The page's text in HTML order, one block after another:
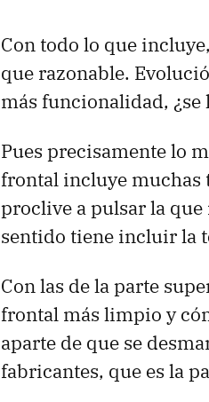
Con todo lo que
que razonable.
más funcionalidad, ¿se
Pues precisamente lo
frontal incluye muchas
proclive a pulsar la
sentido tiene incluir la
Con las de la parte
frontal más limpio y
aparte de que se
fabricantes, que es la